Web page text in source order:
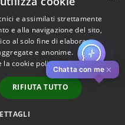
Copyright © 2026 • Comune di
Pistoia • Powered by
Municipium•
Accesso
redazione
Chatta con me ✕
e assimilati strettamente
e alla navigazione del sito,
al solo fine di elaborare
e anonime.
la cookie policy al seguentelink
RIFIUTA TUTTO